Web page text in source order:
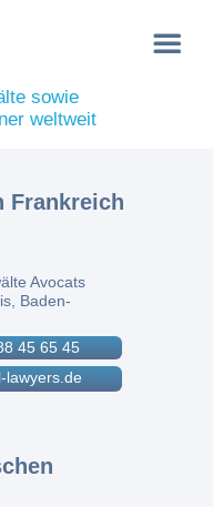
sowie
weltweit
Frankreich
Avocats
Baden-
45 65 45
lawyers.de